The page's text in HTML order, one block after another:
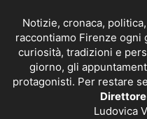
Notizie, cronaca,
raccontiamo Firenze ogni
curiosità, tradizioni e
giorno, gli
protagonisti. Per restare
Ludovica